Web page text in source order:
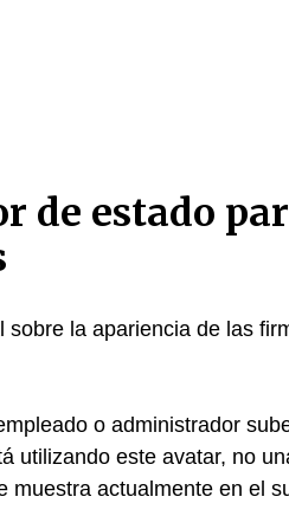
de estado
la apariencia de las
o administrador
utilizando este avatar, no
muestra actualmente en el